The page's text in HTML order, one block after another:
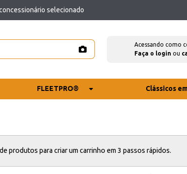
selecionado
Acessando como
Faça o login ou
FLEETPRO® Clássicos
produtos para criar um carrinho em 3 passos rápidos.